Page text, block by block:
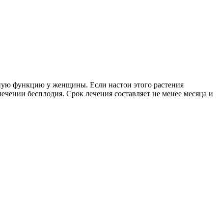
функцию у женщины. Если настои этого растения
бесплодия. Срок лечения составляет не менее месяца и